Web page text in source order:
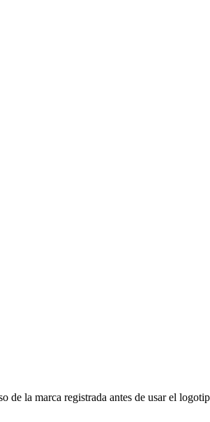
la marca registrada antes de usar el